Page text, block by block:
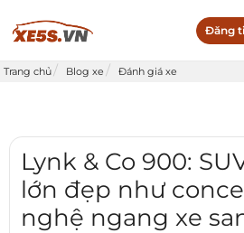
Đăng
Trang chủ Blog xe Đánh giá xe
Lynk & Co 900:
lớn đẹp như
nghệ ngang xe